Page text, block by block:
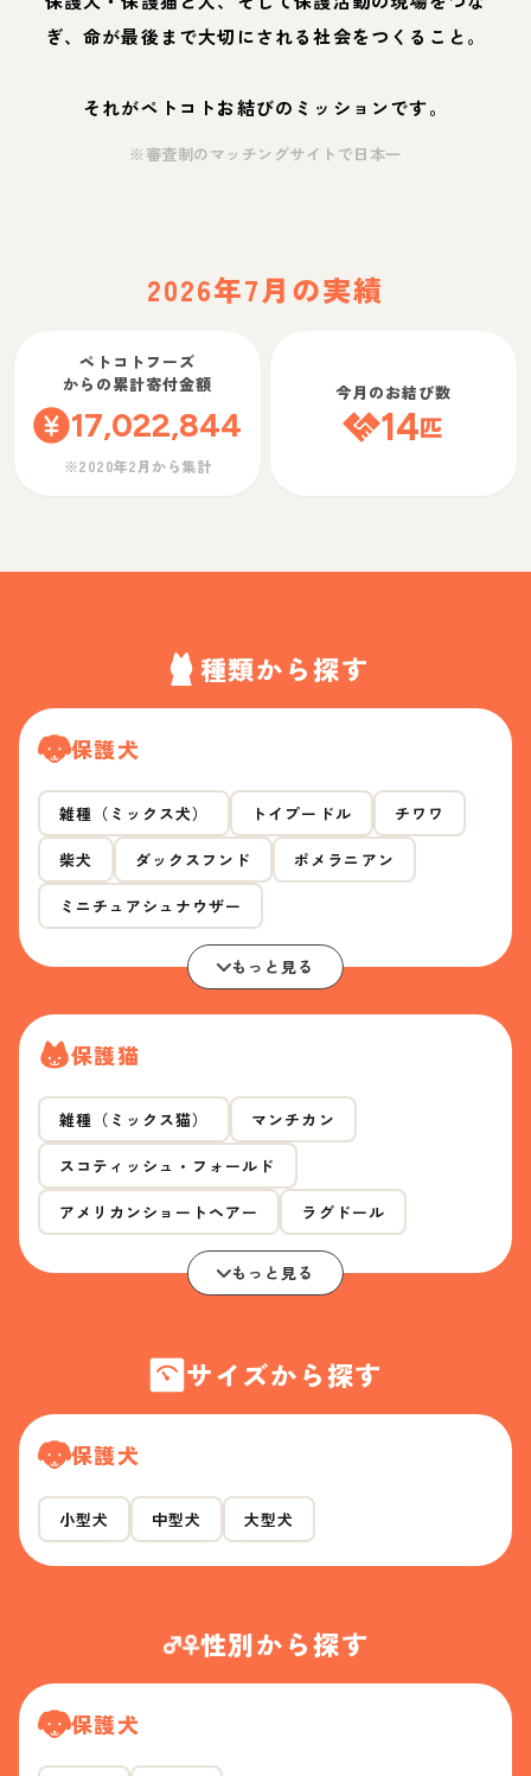
ぎ、命が最後まで大切にされる社会をつくること。
それがペトコトお結びのミッションです。
※審査制のマッチングサイトで日本一
2026年7月の実績
ペトコトフーズ
からの累計寄付金額
17,022,844
※2020年2月から集計
今月のお結び数
14匹
種類から探す
保護犬
雑種（ミックス犬） トイプードル チワワ
柴犬 ダックスフンド ポメラニアン
ミニチュアシュナウザー
もっと見る
保護猫
雑種（ミックス猫） マンチカン
スコティッシュ・フォールド
アメリカンショートヘアー ラグドール
もっと見る
サイズから探す
保護犬
小型犬 中型犬 大型犬
性別から探す
保護犬